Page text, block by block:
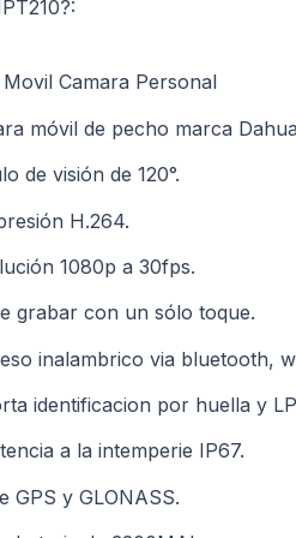
Camara Personal
móvil de pecho marca
de visión de 120°.
H.264.
1080p a 30fps.
grabar con un sólo toque.
inalambrico via bluetooth,
identificacion por huella y
a la intemperie IP67.
GPS y GLONASS.